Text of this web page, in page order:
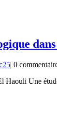
| 0
Une